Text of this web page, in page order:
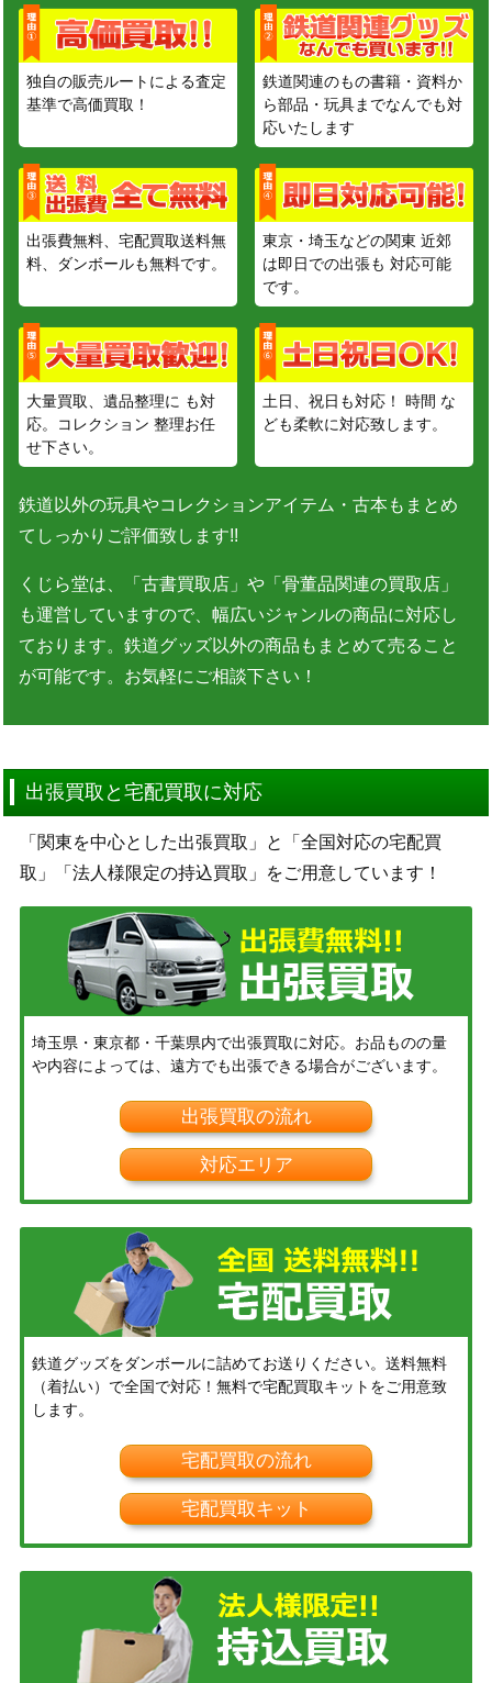
独自の販売ルートによる査定
基準で高価買取！
鉄道関連のもの書籍・資料か
ら部品・玩具までなんでも対
応いたします
出張費無料、宅配買取送料無
料、ダンボールも無料です。
東京・埼玉などの関東 近郊
は即日での出張も 対応可能
です。
大量買取、遺品整理に も対
応。コレクション 整理お任
せ下さい。
土日、祝日も対応！ 時間 な
ども柔軟に対応致します。
鉄道以外の玩具やコレクションアイテム・古本もまとめ
てしっかりご評価致します!!
くじら堂は、「古書買取店」や「骨董品関連の買取店」
も運営していますので、幅広いジャンルの商品に対応し
ております。鉄道グッズ以外の商品もまとめて売ること
が可能です。お気軽にご相談下さい！
出張買取と宅配買取に対応
「関東を中心とした出張買取」と「全国対応の宅配買
取」「法人様限定の持込買取」をご用意しています！
埼玉県・東京都・千葉県内で出張買取に対応。お品ものの量
や内容によっては、遠方でも出張できる場合がございます。
出張買取の流れ
対応エリア
鉄道グッズをダンボールに詰めてお送りください。送料無料
（着払い）で全国で対応！無料で宅配買取キットをご用意致
します。
宅配買取の流れ
宅配買取キット